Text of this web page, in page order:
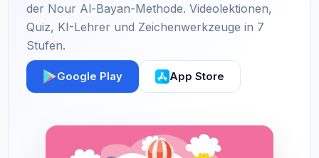
der Nour Al-Bayan-Methode. Videolektionen,
Quiz, KI-Lehrer und Zeichenwerkzeuge in 7
Stufen.
Google Play App Store